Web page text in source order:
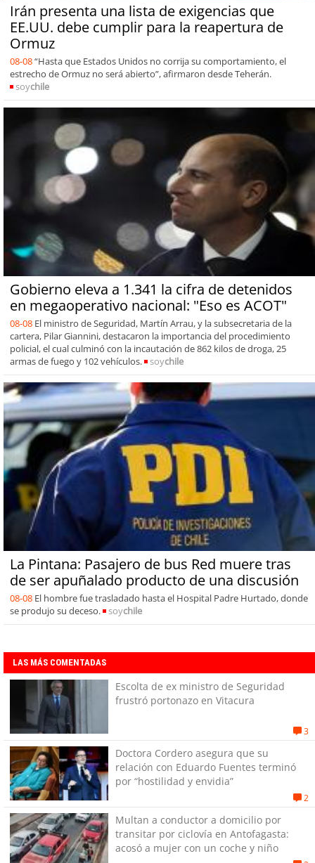
Irán presenta una lista de exigencias que
EE.UU. debe cumplir para la reapertura de
Ormuz
08-08“Hasta que Estados Unidos no corrija su comportamiento, el
estrecho de Ormuz no será abierto”, afirmaron desde Teherán.
soychile
Gobierno eleva a 1.341 la cifra de detenidos
en megaoperativo nacional: "Eso es ACOT"
08-08 El ministro de Seguridad, Martín Arrau, y la subsecretaria de la
cartera, Pilar Giannini, destacaron la importancia del procedimiento
policial, el cual culminó con la incautación de 862 kilos de droga, 25
armas de fuego y 102 vehículos.
soychile
La Pintana: Pasajero de bus Red muere tras
de ser apuñalado producto de una discusión
08-08 El hombre fue trasladado hasta el Hospital Padre Hurtado, donde
se produjo su deceso.
soychile
LAS MÁS COMENTADAS
Escolta de ex ministro de Seguridad
frustró portonazo en Vitacura
3
Doctora Cordero asegura que su
relación con Eduardo Fuentes terminó
por “hostilidad y envidia”
2
Multan a conductor a domicilio por
transitar por ciclovía en Antofagasta:
acosó a mujer con un coche y niño